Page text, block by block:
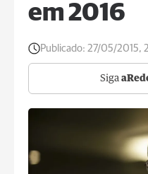
em 2016
Publicado: 27/05/2015,
Siga